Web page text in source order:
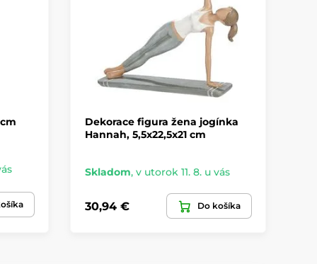
Dekorace figura žena jogínka
Hannah, 5,5x22,5x21 cm
Skladom, v utorok 11. 8. u vás
30,94 € Do košíka